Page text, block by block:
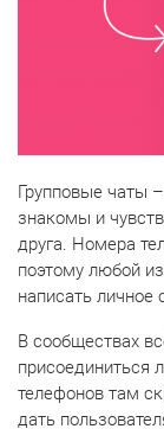
Групповые чаты
знакомы и
друга. Номера
поэтому любой
написать личное
В сообществах
присоединиться
телефонов там
дать